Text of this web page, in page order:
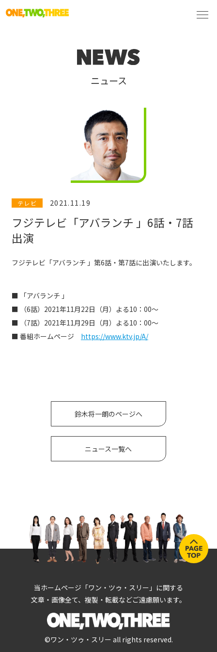
ニュース
テレビ 2021.11.19
フジテレビ「アバランチ 」6話・7話
出演
フジテレビ「アバランチ 」第6話・第7話に出演いたします。
■ 「アバランチ 」
■ （6話）2021年11月22日（月）よる10：00〜
■ （7話）2021年11月29日（月）よる10：00〜
■ 番組ホームページ https://www.ktv.jp/A/
鈴木将一朗のページへ
ニュース一覧へ
当ホームページ「ワン・ツゥ・スリー」に関する
文章・画像全て、複製・転載などご遠慮願います。
©ワン・ツゥ・スリー all rights reserved.